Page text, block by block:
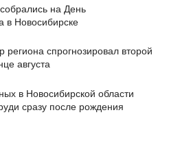
на День
в Новосибирске
региона спрогнозировал второй
августа
в Новосибирской области
сразу после рождения